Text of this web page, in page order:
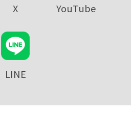
X YouTube
LINE